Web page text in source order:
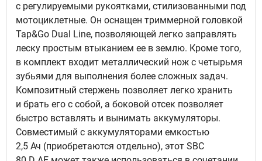
с регулируемыми рукоятками, стилизованными под
мотоциклетные. Он оснащен триммерной головкой
Tap&Go Dual Line, позволяющей легко заправлять
леску простым втыканием ее в землю. Кроме того,
в комплект входит металлический нож с четырьмя
зубьями для выполнения более сложных задач.
Композитный стержень позволяет легко хранить
и брать его с собой, а боковой отсек позволяет
быстро вставлять и вынимать аккумуляторы.
Совместимый с аккумуляторами емкостью
2,5 Ач (приобретаются отдельно), этот SBC